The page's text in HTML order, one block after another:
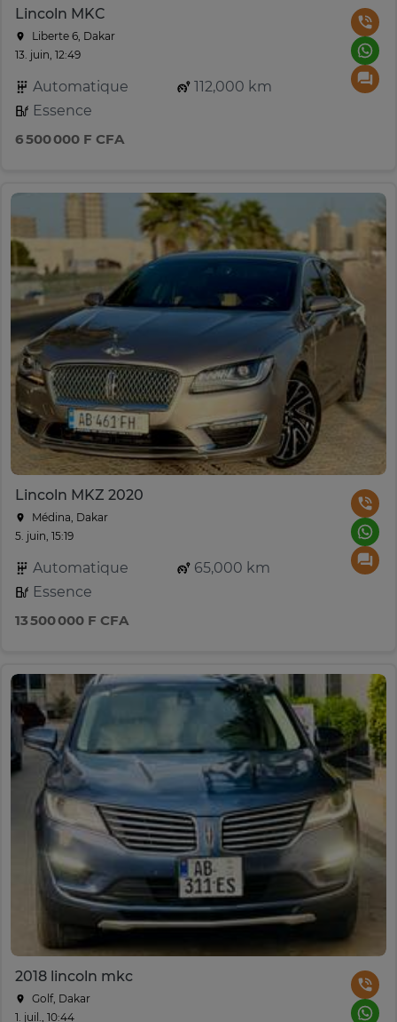
Lincoln MKC
Liberte 6, Dakar
13. juin, 12:49
Automatique
112,000 km
Essence
6 500 000 F CFA
Lincoln MKZ 2020
Médina, Dakar
5. juin, 15:19
Automatique
65,000 km
Essence
13 500 000 F CFA
2018 lincoln mkc
Golf, Dakar
1. juil., 10:44